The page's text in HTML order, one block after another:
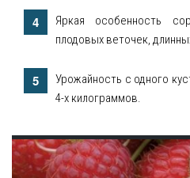
Яркая особенность
плодовых веточек,
Урожайность с одного
4-х килограммов.